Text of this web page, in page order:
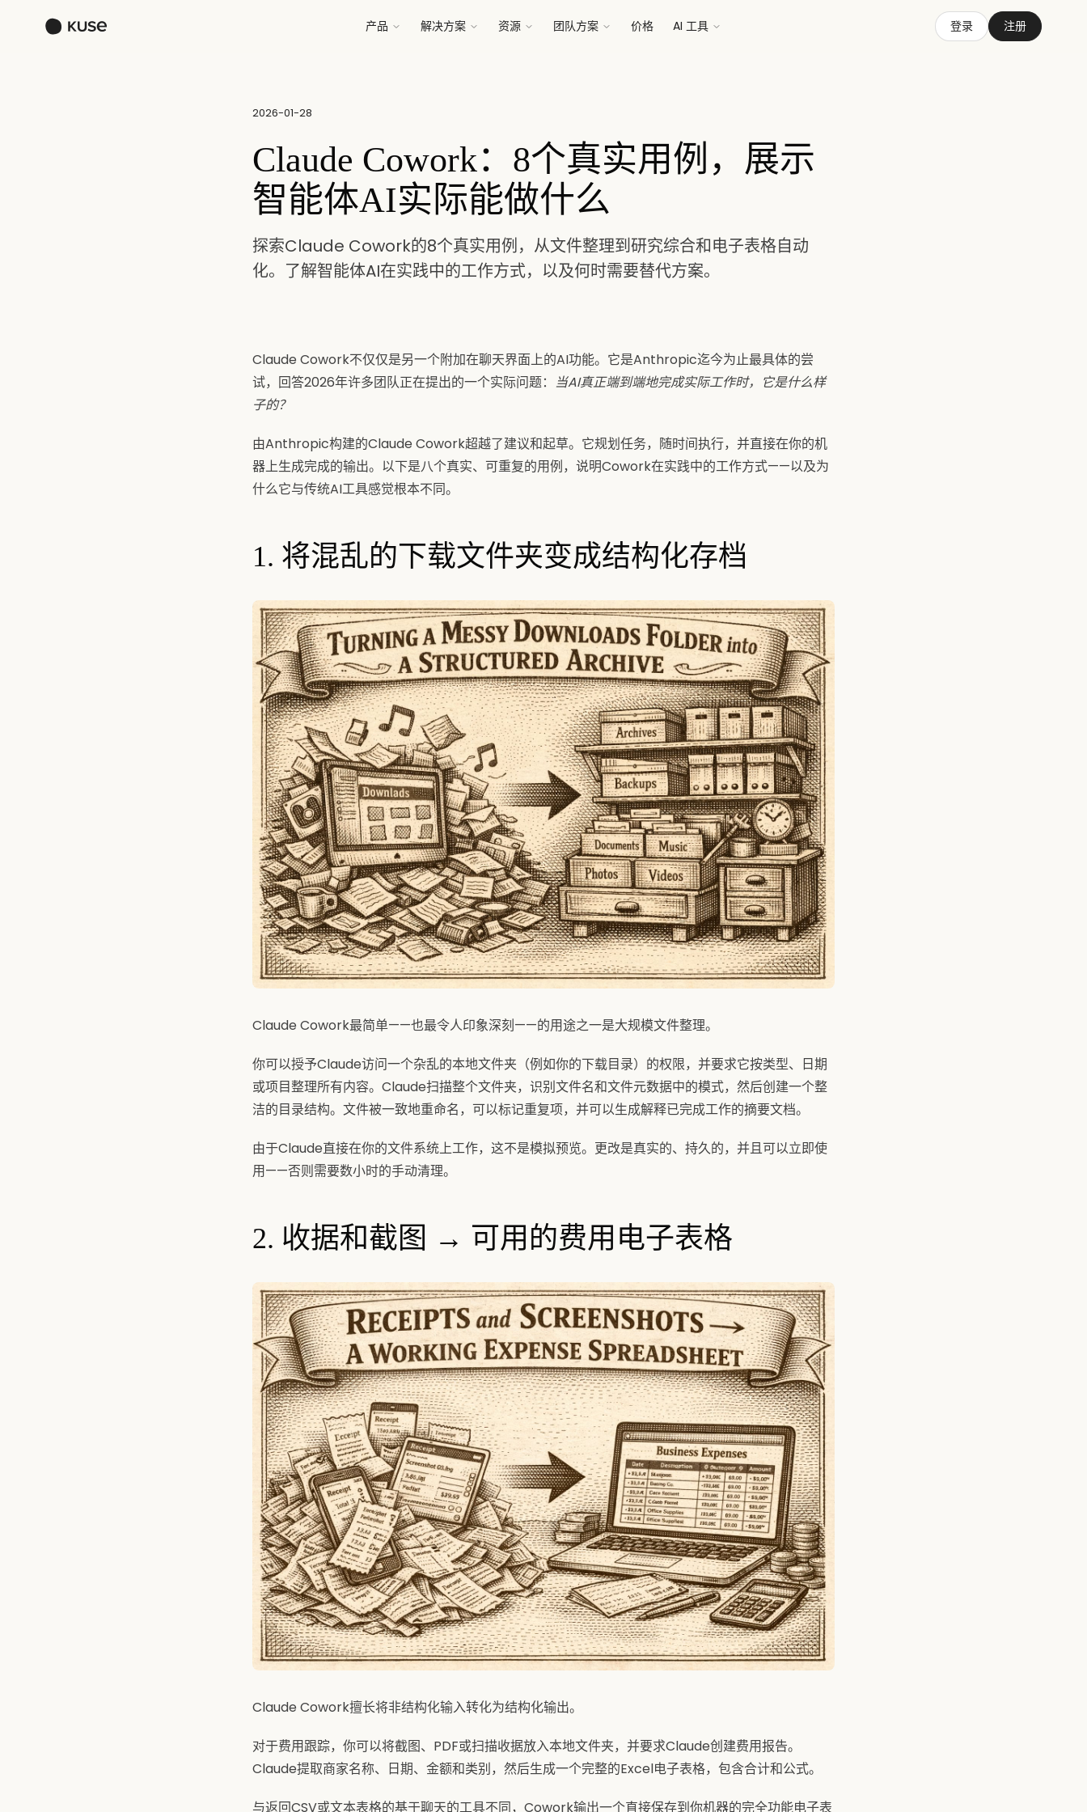
产品 解决方案 资源 团队方案 价格 AI 工具 登录 注册
2026-01-28
Claude Cowork：8个真实用例，展示
智能体AI实际能做什么
探索Claude Cowork的8个真实用例，从文件整理到研究综合和电子表格自动
化。了解智能体AI在实践中的工作方式，以及何时需要替代方案。
Claude Cowork不仅仅是另一个附加在聊天界面上的AI功能。它是Anthropic迄今为止最具体的尝
试，回答2026年许多团队正在提出的一个实际问题： 当AI真正端到端地完成实际工作时，它是什么样
子的？
由Anthropic构建的Claude Cowork超越了建议和起草。它规划任务，随时间执行，并直接在你的机
器上生成完成的输出。以下是八个真实、可重复的用例，说明Cowork在实践中的工作方式——以及为
什么它与传统AI工具感觉根本不同。
1. 将混乱的下载文件夹变成结构化存档
Claude Cowork最简单——也最令人印象深刻——的用途之一是大规模文件整理。
你可以授予Claude访问一个杂乱的本地文件夹（例如你的下载目录）的权限，并要求它按类型、日期
或项目整理所有内容。Claude扫描整个文件夹，识别文件名和文件元数据中的模式，然后创建一个整
洁的目录结构。文件被一致地重命名，可以标记重复项，并可以生成解释已完成工作的摘要文档。
由于Claude直接在你的文件系统上工作，这不是模拟预览。更改是真实的、持久的，并且可以立即使
用——否则需要数小时的手动清理。
2. 收据和截图 → 可用的费用电子表格
Claude Cowork擅长将非结构化输入转化为结构化输出。
对于费用跟踪，你可以将截图、PDF或扫描收据放入本地文件夹，并要求Claude创建费用报告。
Claude提取商家名称、日期、金额和类别，然后生成一个完整的Excel电子表格，包含合计和公式。
与返回CSV或文本表格的基于聊天的工具不同，Cowork输出一个直接保存到你机器的完全功能电子表